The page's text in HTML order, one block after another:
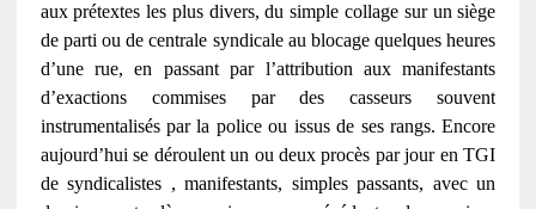
aux prétextes les plus divers, du simple collage sur un siège
de parti ou de centrale syndicale au blocage quelques heures
d’une rue, en passant par l’attribution aux manifestants
d’exactions commises par des casseurs souvent
instrumentalisés par la police ou issus de ses rangs. Encore
aujourd’hui se déroulent un ou deux procès par jour en TGI
de syndicalistes , manifestants, simples passants, avec un